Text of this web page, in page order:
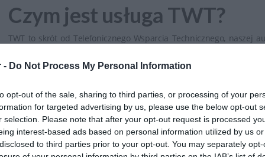
- Do Not Process My Personal Information
opt-out of the sale, sharing to third parties, or processing of your
for targeted advertising by us, please use the below opt-out
selection. Please note that after your opt-out request is processed
interest-based ads based on personal information utilized by us
to third parties prior to your opt-out. You may separately
Czym jest usługa TWT?
TWT to skrót od Telefonicznego Wsparcia Technicznego, naszej
helpdesku. TWT to pomoc zdalna dla użytkowników w
operacyjnym czy oprogramowaniem biurowym. Są to najczęściej
stacji roboczej (np. niedziałająca poczta, brak dostępu do
itd.).
Chcesz nas przetestować? Każdy z kupionych u nas laptopów
TWT aktywowaną automatycznie.